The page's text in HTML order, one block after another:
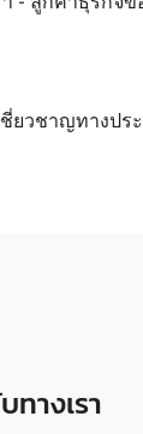
วชาญทางปร
างเรา